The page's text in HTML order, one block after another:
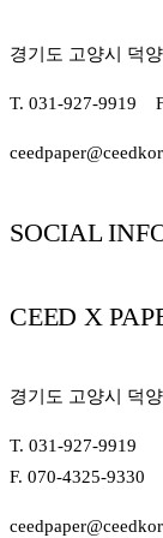
경기도 고양시 덕
T. 031-927-9919
SOCIAL
CEED X
경기도 고양시 덕
T. 031-927-9919
F. 070-4325-9330